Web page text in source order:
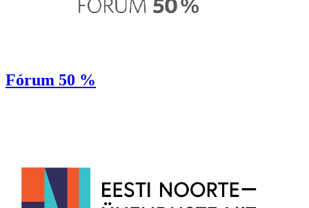
Fórum 50 %